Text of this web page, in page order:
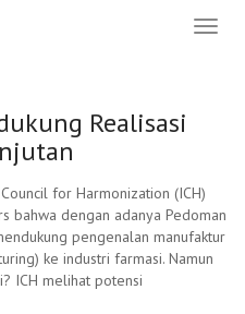
Realisasi
for Harmonization (ICH)
bahwa dengan adanya Pedoman
pengenalan manufaktur
ke industri farmasi. Namun
ICH melihat potensi